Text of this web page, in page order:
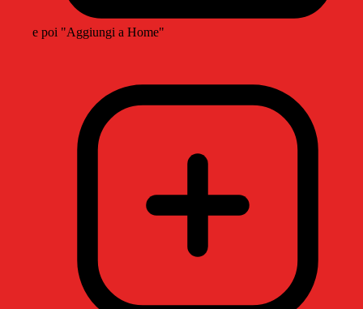
e poi "Aggiungi a Home"